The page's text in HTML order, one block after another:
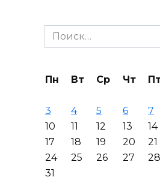
Search
for:
Пн Вт Ср Чт
3
4 5 6 7
10
11 12 13 14
17
18 19 20 21
24
25 26 27 28
31